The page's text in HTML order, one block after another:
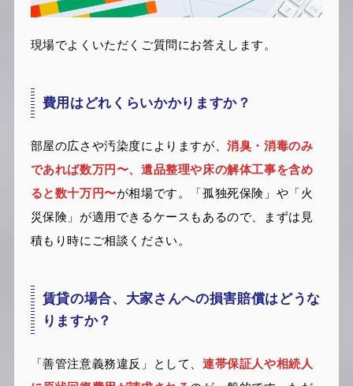
現場でよくいただくご質問にお答えします。
費用はどれくらいかかりますか？
部屋の広さや汚染度によりますが、消臭・消毒のみ
であれば数万円〜、遺品整理や床の解体工事を含め
ると数十万円〜が相場です。「孤独死保険」や「火
災保険」が適用できるケースもあるので、まずは見
積もり時にご相談ください。
賃貸の場合、大家さんへの損害賠償はどうな
りますか？
「善管注意義務違反」として、 連帯保証人や相続人